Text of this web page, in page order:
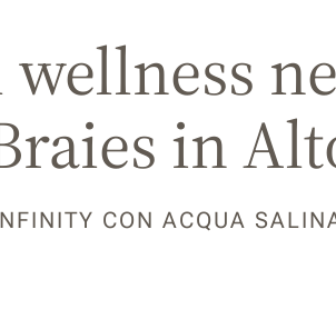
in
CON ACQUA